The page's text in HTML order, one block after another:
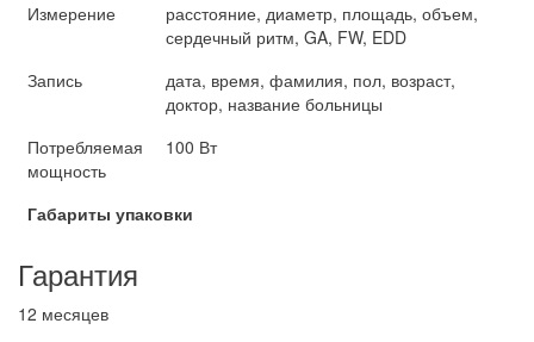
Измерение
расстояние, диаметр, площадь, объем,
сердечный ритм, GA, FW, EDD
Запись
дата, время, фамилия, пол, возраст,
доктор, название больницы
Потребляемая
мощность
100 Вт
Габариты упаковки
Гарантия
12 месяцев